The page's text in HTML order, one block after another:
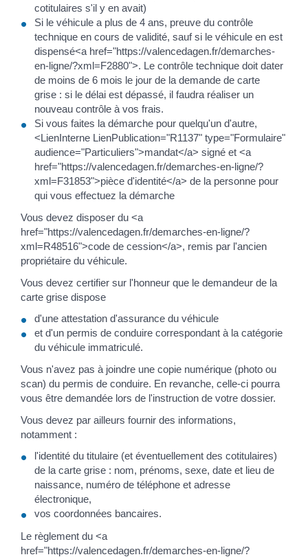
cotitulaires s'il y en avait)
Si le véhicule a plus de 4 ans, preuve du contrôle
technique en cours de validité, sauf si le véhicule en est
dispensé<a href="https://valencedagen.fr/demarches-
en-ligne/?xml=F2880">. Le contrôle technique doit dater
de moins de 6 mois le jour de la demande de carte
grise : si le délai est dépassé, il faudra réaliser un
nouveau contrôle à vos frais.
Si vous faites la démarche pour quelqu'un d'autre,
<LienInterne LienPublication="R1137" type="Formulaire"
audience="Particuliers">mandat</a> signé et <a
href="https://valencedagen.fr/demarches-en-ligne/?
xml=F31853">pièce d'identité</a> de la personne pour
qui vous effectuez la démarche
Vous devez disposer du <a
href="https://valencedagen.fr/demarches-en-ligne/?
xml=R48516">code de cession</a>, remis par l'ancien
propriétaire du véhicule.
Vous devez certifier sur l'honneur que le demandeur de la
carte grise dispose
d'une attestation d'assurance du véhicule
et d'un permis de conduire correspondant à la catégorie
du véhicule immatriculé.
Vous n'avez pas à joindre une copie numérique (photo ou
scan) du permis de conduire. En revanche, celle-ci pourra
vous être demandée lors de l'instruction de votre dossier.
Vous devez par ailleurs fournir des informations,
notamment :
l'identité du titulaire (et éventuellement des cotitulaires)
de la carte grise : nom, prénoms, sexe, date et lieu de
naissance, numéro de téléphone et adresse
électronique,
vos coordonnées bancaires.
Le règlement du <a
href="https://valencedagen.fr/demarches-en-ligne/?